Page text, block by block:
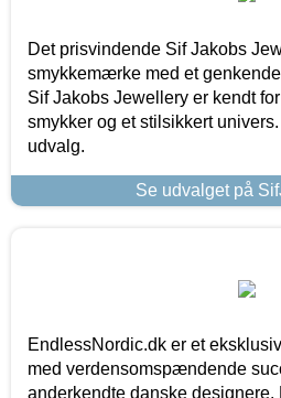
Det prisvindende Sif Jakobs
smykkemærke med et
Sif Jakobs Jewellery er kendt
smykker og et stilsikkert
udvalg.
Se udvalget på
EndlessNordic.dk er et
med verdensomspændende
anderkendte danske designere.